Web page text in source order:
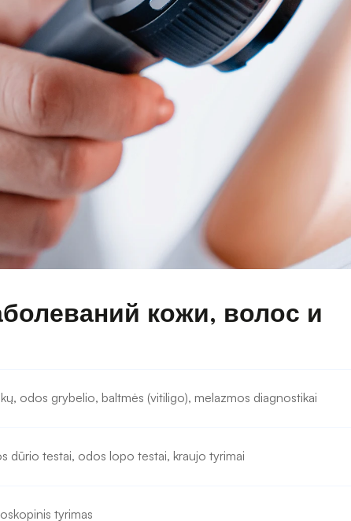
кожи, волос и
odos grybelio, baltmės (vitiligo), melazmos diagnostikai
dūrio testai, odos lopo testai, kraujo tyrimai
tyrimas